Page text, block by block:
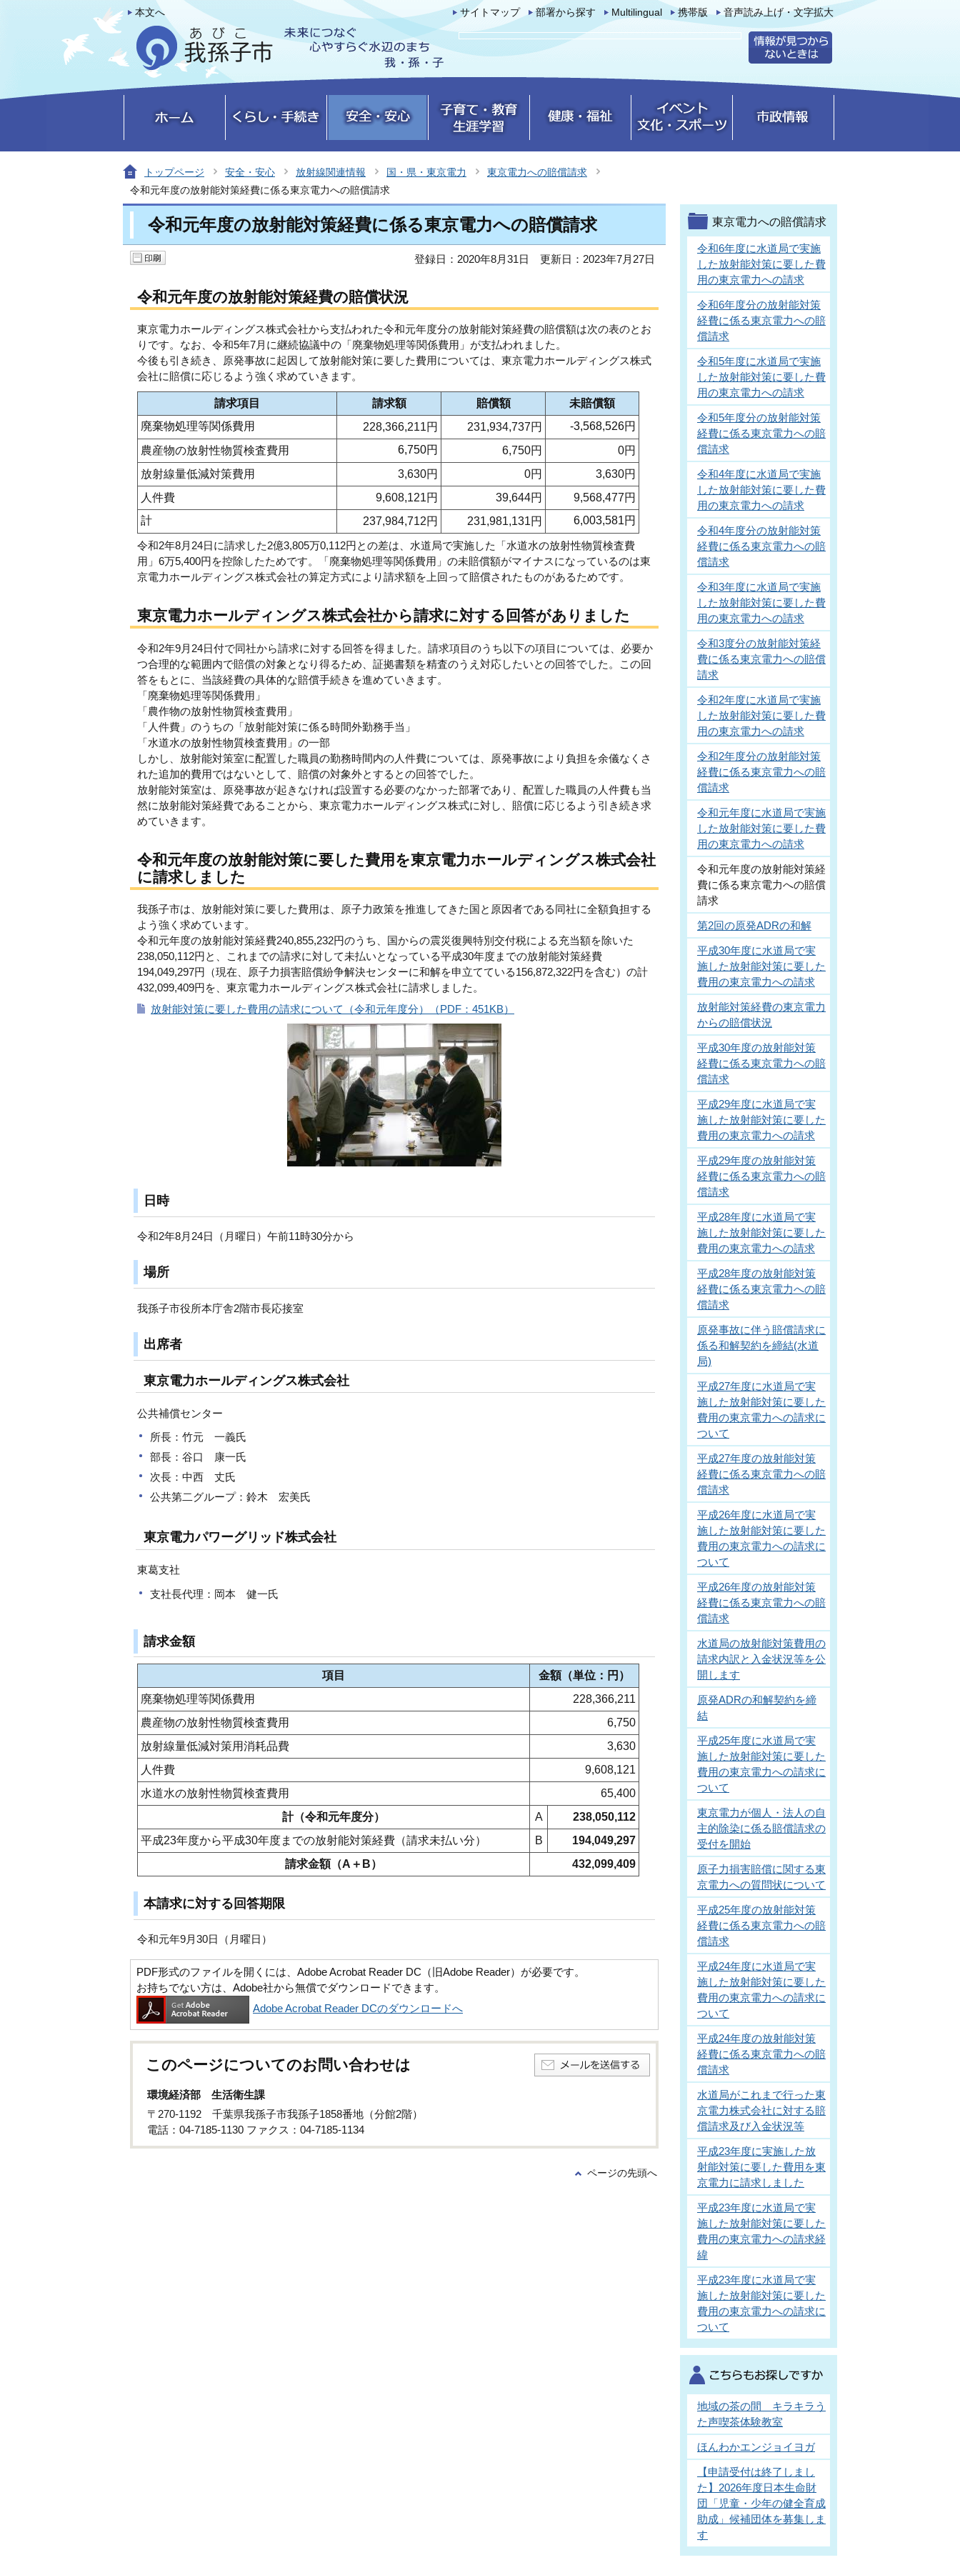
本文へ サイトマップ 部署から探す Multilingual 携帯版 音声読み上げ・文字拡大
トップページ 安全・安心 放射線関連情報 国・県・東京電力
東京電力への賠償請求
令和元年度の放射能対策経費に係る東京電力への賠償請求
令和元年度の放射能対策経費に係る東京電力への賠償請求
登録日：2020年8月31日 更新日：2023年7月27日
令和元年度の放射能対策経費の賠償状況
東京電力ホールディングス株式会社から支払われた令和元年度分の放射能対策経費の賠償額は次の表のとお
りです。なお、令和5年7月に継続協議中の「廃棄物処理等関係費用」が支払われました。
今後も引き続き、原発事故に起因して放射能対策に要した費用については、東京電力ホールディングス株式
会社に賠償に応じるよう強く求めていきます。
請求項目 請求額 賠償額
未賠償額
廃棄物処理等関係費用
228,366,211円 231,934,737円
-3,568,526円
農産物の放射性物質検査費用
6,750円 6,750円
0円
放射線量低減対策費用
3,630円 0円
3,630円
人件費
9,608,121円 39,644円
9,568,477円
計
237,984,712円 231,981,131円 6,003,581円
令和2年8月24日に請求した2億3,805万0,112円との差は、水道局で実施した「水道水の放射性物質検査費
用」6万5,400円を控除したためです。「廃棄物処理等関係費用」の未賠償額がマイナスになっているのは東
京電力ホールディングス株式会社の算定方式により請求額を上回って賠償されたものがあるためです。
東京電力ホールディングス株式会社から請求に対する回答がありました
令和2年9月24日付で同社から請求に対する回答を得ました。請求項目のうち以下の項目については、必要か
つ合理的な範囲内で賠償の対象となり得るため、証拠書類を精査のうえ対応したいとの回答でした。この回
答をもとに、当該経費の具体的な賠償手続きを進めていきます。
「廃棄物処理等関係費用」
「農作物の放射性物質検査費用」
「人件費」のうちの「放射能対策に係る時間外勤務手当」
「水道水の放射性物質検査費用」の一部
しかし、放射能対策室に配置した職員の勤務時間内の人件費については、原発事故により負担を余儀なくさ
れた追加的費用ではないとして、賠償の対象外とするとの回答でした。
放射能対策室は、原発事故が起きなければ設置する必要のなかった部署であり、配置した職員の人件費も当
然に放射能対策経費であることから、東京電力ホールディングス株式に対し、賠償に応じるよう引き続き求
めていきます。
令和元年度の放射能対策に要した費用を東京電力ホールディングス株式会社
に請求しました
我孫子市は、放射能対策に要した費用は、原子力政策を推進してきた国と原因者である同社に全額負担する
よう強く求めています。
令和元年度の放射能対策経費240,855,232円のうち、国からの震災復興特別交付税による充当額を除いた
238,050,112円と、これまでの請求に対して未払いとなっている平成30年度までの放射能対策経費
194,049,297円（現在、原子力損害賠償紛争解決センターに和解を申立てている156,872,322円を含む）の計
432,099,409円を、東京電力ホールディングス株式会社に請求しました。
放射能対策に要した費用の請求について（令和元年度分）（PDF：451KB）
日時
令和2年8月24日（月曜日）午前11時30分から
場所
我孫子市役所本庁舎2階市長応接室
出席者
東京電力ホールディングス株式会社
公共補償センター
所長：竹元 一義氏
部長：谷口 康一氏
次長：中西 丈氏
公共第二グループ：鈴木 宏美氏
東京電力パワーグリッド株式会社
東葛支社
支社長代理：岡本 健一氏
請求金額
項目
金額（単位：円）
廃棄物処理等関係費用
228,366,211
農産物の放射性物質検査費用
6,750
放射線量低減対策用消耗品費
3,630
人件費
9,608,121
水道水の放射性物質検査費用
65,400
計（令和元年度分）
A
238,050,112
平成23年度から平成30年度までの放射能対策経費（請求未払い分）
B
194,049,297
請求金額（A＋B）
432,099,409
本請求に対する回答期限
令和元年9月30日（月曜日）
PDF形式のファイルを開くには、Adobe Acrobat Reader DC（旧Adobe Reader）が必要です。
お持ちでない方は、Adobe社から無償でダウンロードできます。
Adobe Acrobat Reader DCのダウンロードへ
このページについてのお問い合わせは
環境経済部 生活衛生課
〒270-1192 千葉県我孫子市我孫子1858番地（分館2階）
電話：04-7185-1130 ファクス：04-7185-1134
ページの先頭へ
東京電力への賠償請求
令和6年度に水道局で実施
した放射能対策に要した費
用の東京電力への請求
令和6年度分の放射能対策
経費に係る東京電力への賠
償請求
令和5年度に水道局で実施
した放射能対策に要した費
用の東京電力への請求
令和5年度分の放射能対策
経費に係る東京電力への賠
償請求
令和4年度に水道局で実施
した放射能対策に要した費
用の東京電力への請求
令和4年度分の放射能対策
経費に係る東京電力への賠
償請求
令和3年度に水道局で実施
した放射能対策に要した費
用の東京電力への請求
令和3度分の放射能対策経
費に係る東京電力への賠償
請求
令和2年度に水道局で実施
した放射能対策に要した費
用の東京電力への請求
令和2年度分の放射能対策
経費に係る東京電力への賠
償請求
令和元年度に水道局で実施
した放射能対策に要した費
用の東京電力への請求
令和元年度の放射能対策経
費に係る東京電力への賠償
請求
第2回の原発ADRの和解
平成30年度に水道局で実
施した放射能対策に要した
費用の東京電力への請求
放射能対策経費の東京電力
からの賠償状況
平成30年度の放射能対策
経費に係る東京電力への賠
償請求
平成29年度に水道局で実
施した放射能対策に要した
費用の東京電力への請求
平成29年度の放射能対策
経費に係る東京電力への賠
償請求
平成28年度に水道局で実
施した放射能対策に要した
費用の東京電力への請求
平成28年度の放射能対策
経費に係る東京電力への賠
償請求
原発事故に伴う賠償請求に
係る和解契約を締結(水道
局)
平成27年度に水道局で実
施した放射能対策に要した
費用の東京電力への請求に
ついて
平成27年度の放射能対策
経費に係る東京電力への賠
償請求
平成26年度に水道局で実
施した放射能対策に要した
費用の東京電力への請求に
ついて
平成26年度の放射能対策
経費に係る東京電力への賠
償請求
水道局の放射能対策費用の
請求内訳と入金状況等を公
開します
原発ADRの和解契約を締
結
平成25年度に水道局で実
施した放射能対策に要した
費用の東京電力への請求に
ついて
東京電力が個人・法人の自
主的除染に係る賠償請求の
受付を開始
原子力損害賠償に関する東
京電力への質問状について
平成25年度の放射能対策
経費に係る東京電力への賠
償請求
平成24年度に水道局で実
施した放射能対策に要した
費用の東京電力への請求に
ついて
平成24年度の放射能対策
経費に係る東京電力への賠
償請求
水道局がこれまで行った東
京電力株式会社に対する賠
償請求及び入金状況等
平成23年度に実施した放
射能対策に要した費用を東
京電力に請求しました
平成23年度に水道局で実
施した放射能対策に要した
費用の東京電力への請求経
緯
平成23年度に水道局で実
施した放射能対策に要した
費用の東京電力への請求に
ついて
地域の茶の間 キラキラう
た声喫茶体験教室
ほんわかエンジョイヨガ
【申請受付は終了しまし
た】2026年度日本生命財
団「児童・少年の健全育成
助成」候補団体を募集しま
す